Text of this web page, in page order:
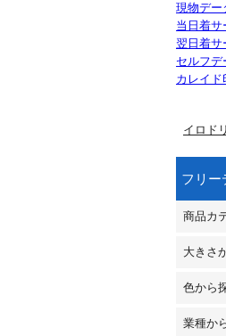
現物デー
当日着サ
翌日着サ
セルフデ
カレイド
イロドリ
フリー
商品カ
大きさ
色から
業種か